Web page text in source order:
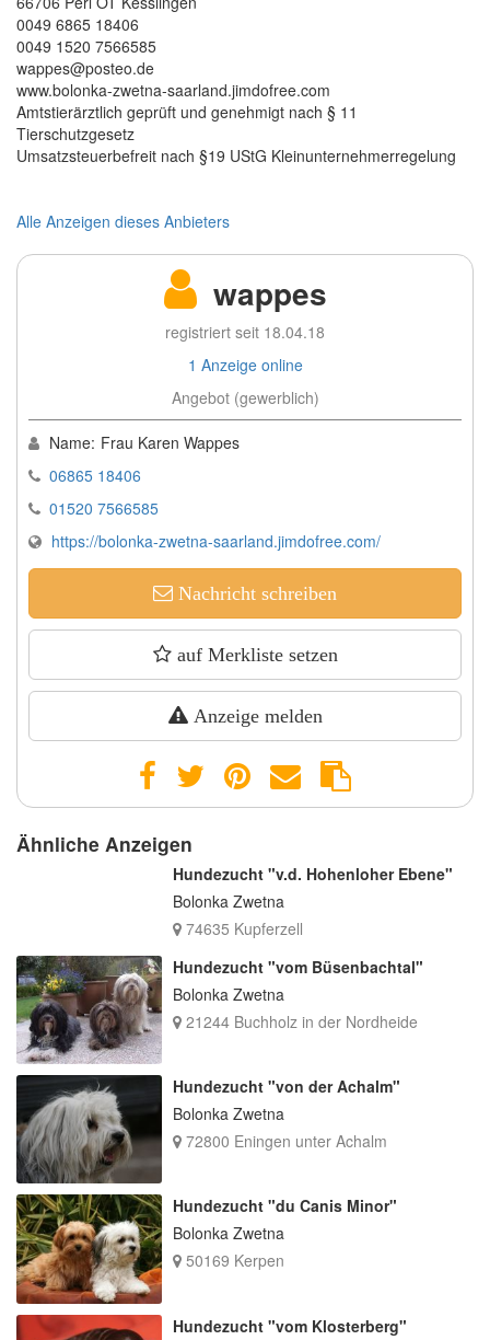
0049 6865 18406
0049 1520 7566585
wappes@posteo.de
www.bolonka-zwetna-saarland.jimdofree.com
Amtstierärztlich geprüft und genehmigt nach § 11
Tierschutzgesetz
Umsatzsteuerbefreit nach §19 UStG Kleinunternehmerregelung
Alle Anzeigen dieses Anbieters
wappes
registriert seit 18.04.18
1 Anzeige online
Angebot (gewerblich)
Name: Frau Karen Wappes
06865 18406
01520 7566585
https://bolonka-zwetna-saarland.jimdofree.com/
Nachricht schreiben
auf Merkliste setzen
Anzeige melden
Ähnliche Anzeigen
Hundezucht "v.d. Hohenloher Ebene"
Bolonka Zwetna
74635 Kupferzell
Hundezucht "vom Büsenbachtal"
Bolonka Zwetna
21244 Buchholz in der Nordheide
Hundezucht "von der Achalm"
Bolonka Zwetna
72800 Eningen unter Achalm
Hundezucht "du Canis Minor"
Bolonka Zwetna
50169 Kerpen
Hundezucht "vom Klosterberg"